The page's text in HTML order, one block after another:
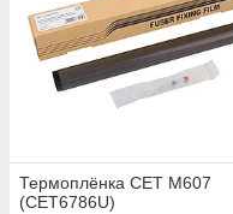
Термоплёнка CET M607
(CET6786U)